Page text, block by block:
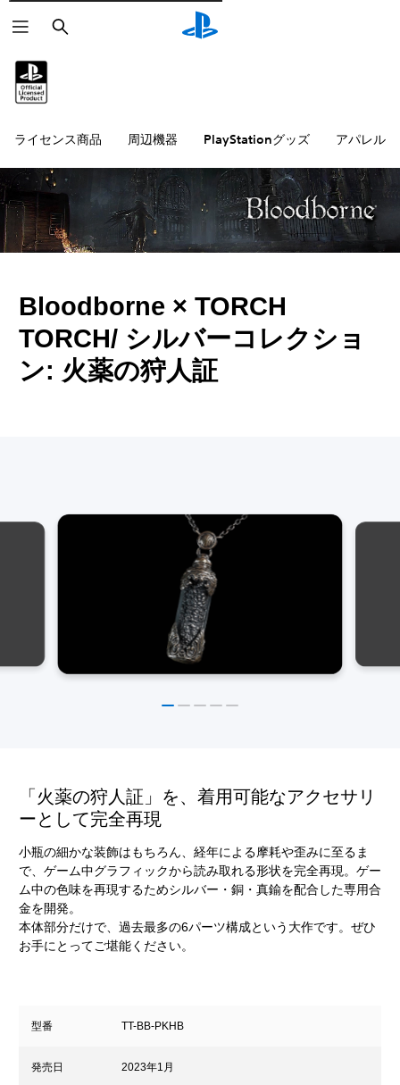
検
索
ライセンス商品 周辺機器 PlayStationグッズ アパレル
Bloodborne × TORCH
TORCH/ シルバーコレクショ
ン: 火薬の狩人証
「火薬の狩人証」を、着用可能なアクセサリ
ーとして完全再現
小瓶の細かな装飾はもちろん、経年による摩耗や歪みに至るま
で、ゲーム中グラフィックから読み取れる形状を完全再現。ゲー
ム中の色味を再現するためシルバー・銅・真鍮を配合した専用合
金を開発。
本体部分だけで、過去最多の6パーツ構成という大作です。ぜひ
お手にとってご堪能ください。
型番 TT-BB-PKHB
発売日 2023年1月